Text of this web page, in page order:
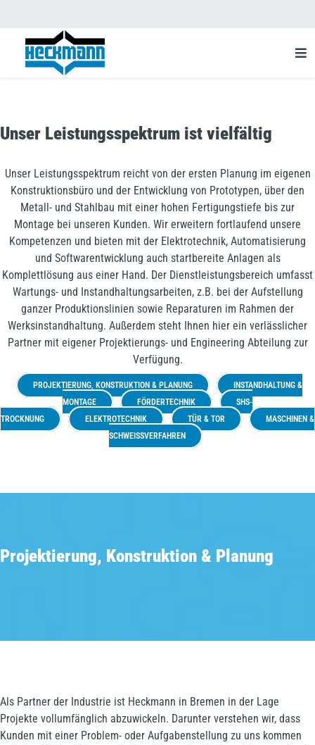
Unser Leistungsspektrum ist vielfältig
Unser Leistungsspektrum reicht von der ersten Planung im eigenen
Konstruktionsbüro und der Entwicklung von Prototypen, über den
Metall- und Stahlbau mit einer hohen Fertigungstiefe bis zur
Montage bei unseren Kunden. Wir erweitern fortlaufend unsere
Kompetenzen und bieten mit der Elektrotechnik, Automatisierung
und Softwarentwicklung auch startbereite Anlagen als
Komplettlösung aus einer Hand. Der Dienstleistungsbereich umfasst
Wartungs- und Instandhaltungsarbeiten, z.B. bei der Aufstellung
ganzer Produktionslinien sowie Reparaturen im Rahmen der
Werksinstandhaltung. Außerdem steht Ihnen hier ein verlässlicher
Partner mit eigener Projektierungs- und Engineering Abteilung zur
Verfügung.
PROJEKTIERUNG, KONSTRUKTION & PLANUNG
INSTANDHALTUNG &
MONTAGE
FÖRDERTECHNIK
SHS-
TROCKNUNG
ELEKTROTECHNIK TÜR & TOR
MASCHINEN &
SCHWEISSVERFAHREN
Projektierung, Konstruktion & Planung
Als Partner der Industrie ist Heckmann in Bremen in der Lage
Projekte vollumfänglich abzuwickeln. Darunter verstehen wir, dass
Kunden mit einer Problem- oder Aufgabenstellung zu uns kommen